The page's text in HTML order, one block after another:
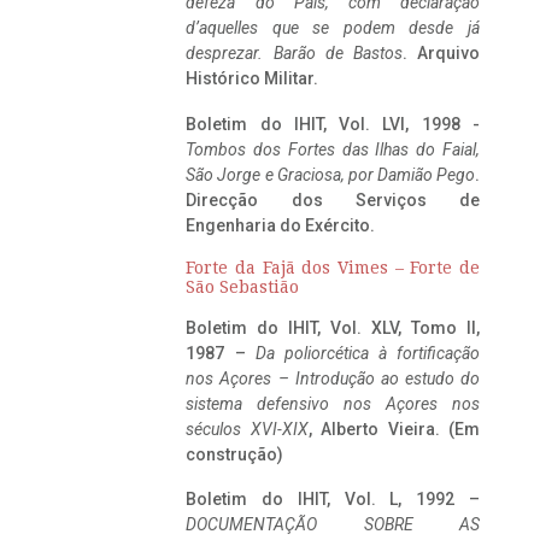
d’aquelles que se podem desde já
desprezar. Barão de Bastos. Arquivo
Histórico Militar.
Boletim do IHIT, Vol. LVI, 1998 -
Tombos dos Fortes das Ilhas do Faial,
São Jorge e Graciosa, por Damião Pego.
Direcção dos Serviços de
Engenharia do Exército.
Forte da Fajã dos Vimes – Forte de
São Sebastião
Boletim do IHIT, Vol. XLV, Tomo II,
1987 – Da poliorcética à fortificação
nos Açores – Introdução ao estudo do
sistema defensivo nos Açores nos
séculos XVI-XIX, Alberto Vieira. (Em
construção)
Boletim do IHIT, Vol. L, 1992 –
DOCUMENTAÇÃO SOBRE AS